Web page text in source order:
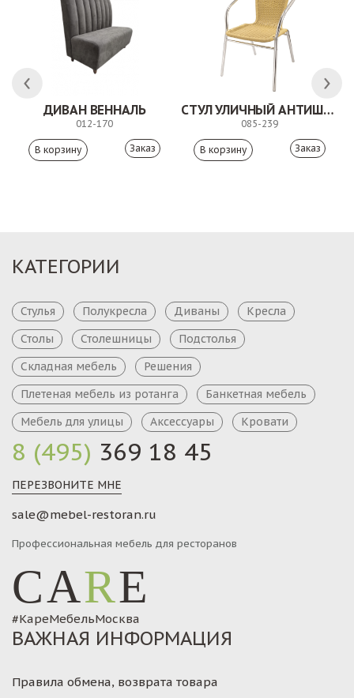
ДИВАН ВЕННАЛЬ
012-170
Заказ
СТУЛ УЛИЧНЫЙ АНТИШОН
085-239
Заказ
8 (495) 369 18 45
ПЕРЕЗВОНИТЕ МНЕ
sale@mebel-restoran.ru
Профессиональная мебель для ресторанов
CARE
#КареМебельМосква
КАТЕГОРИИ
Стулья Полукресла Диваны
Кресла
Столы
Столешницы
Подстолья
Складная мебель
Решения
Плетеная мебель из ротанга
Банкетная мебель
Мебель для улицы
Аксессуары Кровати
ВАЖНАЯ ИНФОРМАЦИЯ
Правила обмена, возврата товара